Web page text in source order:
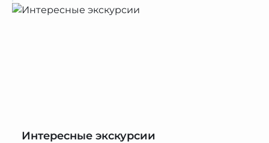
Интересные экскурсии